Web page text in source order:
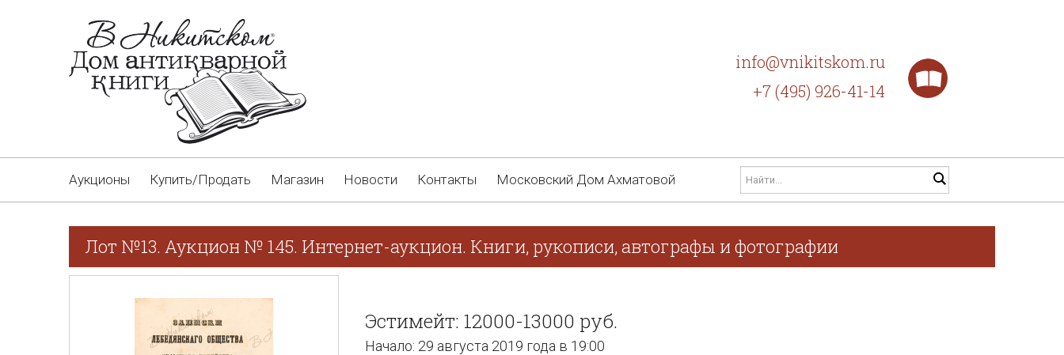
info@vnikitskom.ru
+7 (495) 926-41-14
Аукционы Купить/Продать Магазин Новости Контакты Московский Дом Ахматовой
Лот №13. Аукцион № 145. Интернет-аукцион. Книги, рукописи, автографы и фотографии
Эстимейт: 12000-13000 руб.
Начало: 29 августа 2019 года в 19:00